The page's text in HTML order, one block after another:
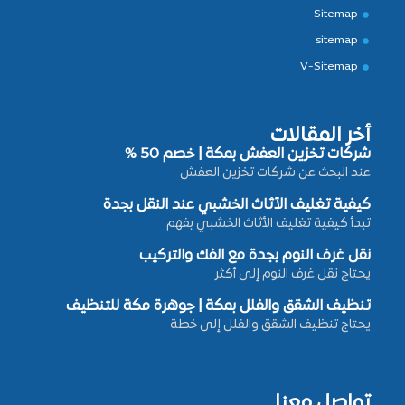
Sitemap
sitemap
V-Sitemap
أخر المقالات
شركات تخزين العفش بمكة | خصم 50 %
عند البحث عن شركات تخزين العفش
كيفية تغليف الأثاث الخشبي عند النقل بجدة
تبدأ كيفية تغليف الأثاث الخشبي بفهم
نقل غرف النوم بجدة مع الفك والتركيب
يحتاج نقل غرف النوم إلى أكثر
تنظيف الشقق والفلل بمكة | جوهرة مكة للتنظيف
يحتاج تنظيف الشقق والفلل إلى خطة